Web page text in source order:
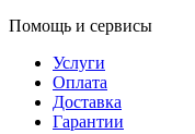
Помощь и сервисы
Услуги
Оплата
Доставка
Гарантии